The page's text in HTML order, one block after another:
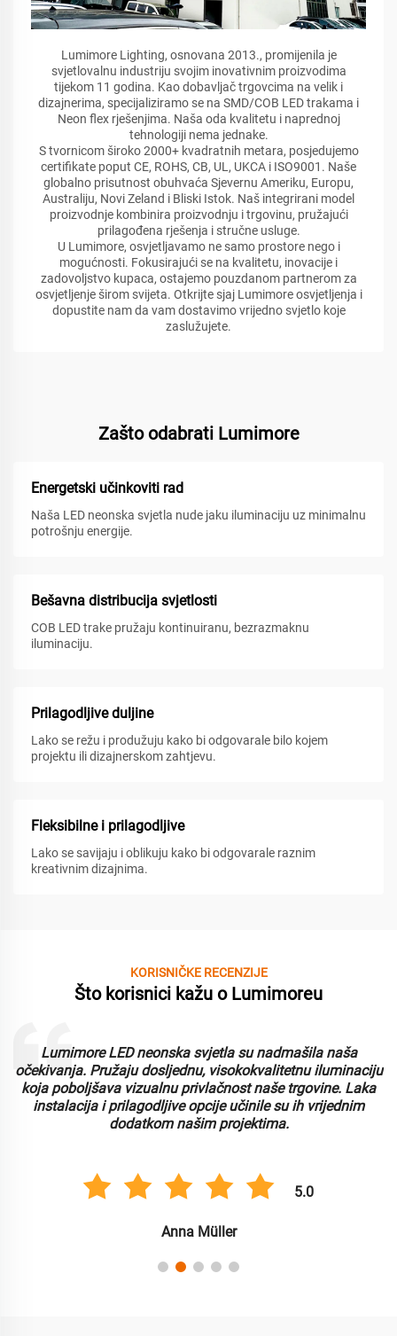
Lumimore Lighting, osnovana 2013., promijenila je
svjetlovalnu industriju svojim inovativnim proizvodima
tijekom 11 godina. Kao dobavljač trgovcima na velik i
dizajnerima, specijaliziramo se na SMD/COB LED trakama i
Neon flex rješenjima. Naša oda kvalitetu i naprednoj
tehnologiji nema jednake.
S tvornicom široko 2000+ kvadratnih metara, posjedujemo
certifikate poput CE, ROHS, CB, UL, UKCA i ISO9001. Naše
globalno prisutnost obuhvaća Sjevernu Ameriku, Europu,
Australiju, Novi Zeland i Bliski Istok. Naš integrirani model
proizvodnje kombinira proizvodnju i trgovinu, pružajući
prilagođena rješenja i stručne usluge.
U Lumimore, osvjetljavamo ne samo prostore nego i
mogućnosti. Fokusirajući se na kvalitetu, inovacije i
zadovoljstvo kupaca, ostajemo pouzdanom partnerom za
osvjetljenje širom svijeta. Otkrijte sjaj Lumimore osvjetljenja i
dopustite nam da vam dostavimo vrijedno svjetlo koje
zaslužujete.
Zašto odabrati Lumimore
Energetski učinkoviti rad
Naša LED neonska svjetla nude jaku iluminaciju uz minimalnu
potrošnju energije.
Bešavna distribucija svjetlosti
COB LED trake pružaju kontinuiranu, bezrazmaknu
iluminaciju.
Prilagodljive duljine
Lako se režu i produžuju kako bi odgovarale bilo kojem
projektu ili dizajnerskom zahtjevu.
Fleksibilne i prilagodljive
Lako se savijaju i oblikuju kako bi odgovarale raznim
kreativnim dizajnima.
KORISNIČKE RECENZIJE
Što korisnici kažu o Lumimoreu
Lumimore LED neonska svjetla su nadmašila naša
očekivanja. Pružaju dosljednu, visokokvalitetnu iluminaciju
koja poboljšava vizualnu privlačnost naše trgovine. Laka
instalacija i prilagodljive opcije učinile su ih vrijednim
dodatkom našim projektima.
5.0
Anna Müller